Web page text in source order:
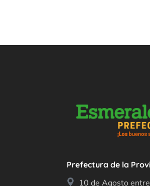
Prefectura de la
10 de Agosto